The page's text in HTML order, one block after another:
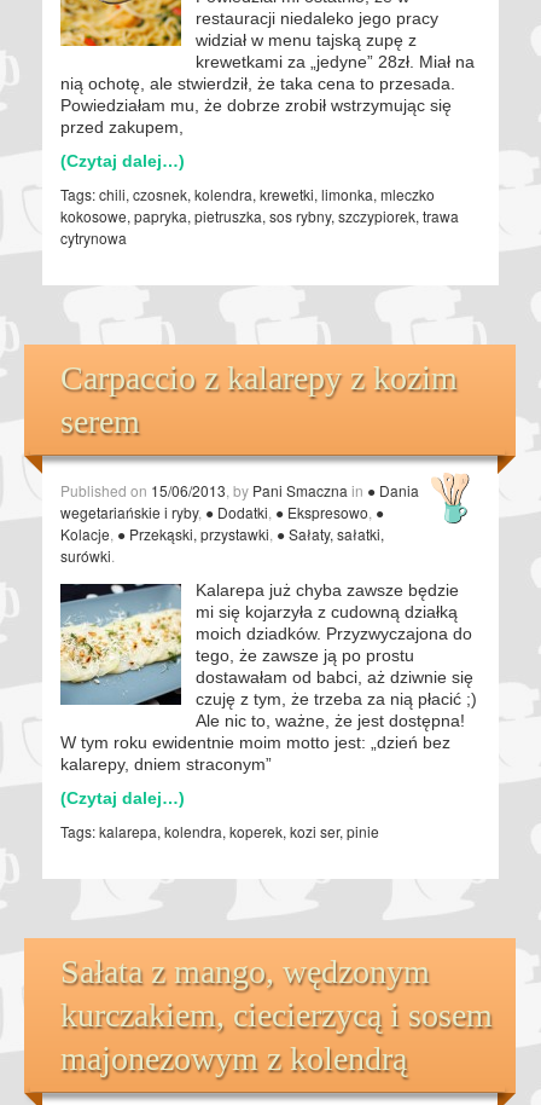
restauracji niedaleko jego pracy
widział w menu tajską zupę z
krewetkami za „jedyne” 28zł. Miał na
nią ochotę, ale stwierdził, że taka cena to przesada.
Powiedziałam mu, że dobrze zrobił wstrzymując się
przed zakupem,
(Czytaj dalej…)
Tags:chili, czosnek, kolendra, krewetki, limonka, mleczko
kokosowe, papryka, pietruszka, sos rybny, szczypiorek, trawa
cytrynowa
Carpaccio z kalarepy z kozim
serem
Published on 15/06/2013 , by Pani Smaczna in ● Dania
wegetariańskie i ryby, ● Dodatki ● Ekspresowo ●
Kolacje ● Przekąski, przystawki ● Sałaty, sałatki,
surówki
Kalarepa już chyba zawsze będzie
mi się kojarzyła z cudowną działką
moich dziadków. Przyzwyczajona do
tego, że zawsze ją po prostu
dostawałam od babci, aż dziwnie się
czuję z tym, że trzeba za nią płacić ;)
Ale nic to, ważne, że jest dostępna!
W tym roku ewidentnie moim motto jest: „dzień bez
kalarepy, dniem straconym”
(Czytaj dalej…)
Tags:kalarepa, kolendra, koperek, kozi ser, pinie
Sałata z mango, wędzonym
kurczakiem, ciecierzycą i sosem
majonezowym z kolendrą